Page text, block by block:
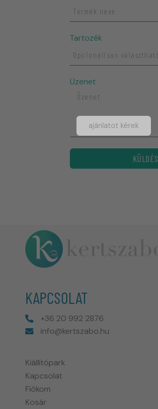
Tartozék
Üzenet
KÜLDÉS
KAPCSOLAT
+36 20 992 2876
info@kertszabo.hu
Kiállítópark
Kapcsolat
Fiókom
Kosár
ajánlatot kérek